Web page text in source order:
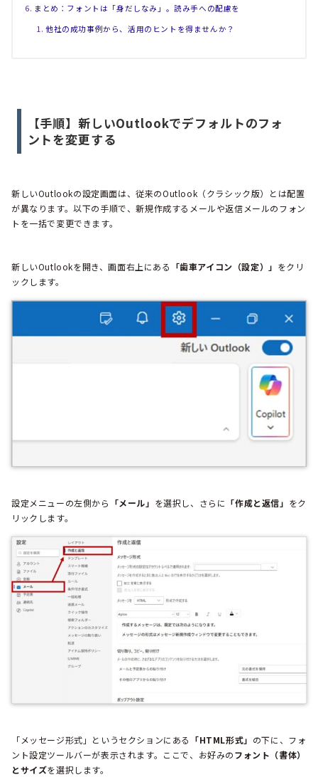
まとめ：フォントは「身だしなみ」。読み手への配慮を
他社の成功事例から、活用のヒントを得ませんか？
【手順】新しいOutlookでデフォルトのフォ
ントを変更する
新しいOutlookの設定画面は、従来のOutlook（クラシック版）とは配置
が異なります。以下の手順で、新規作成するメールや返信メールのフォン
トを一括で変更できます。
新しいOutlookを開き、画面右上にある 「歯車アイコン（設定）」 をクリ
ックします。
設定メニューの左側から 「メール」 を選択し、さらに 「作成と返信」 をク
リックします。
「メッセージ形式」というセクションにある 「HTML形式」 の下に、フォ
ント設定ツールバーが表示されます。ここで、お好みのフォント（書体）
とサイズを選択します。